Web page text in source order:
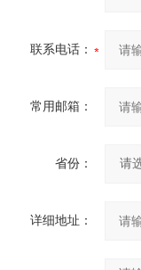
联系电话：
常用邮箱：
省份：
详细地址：